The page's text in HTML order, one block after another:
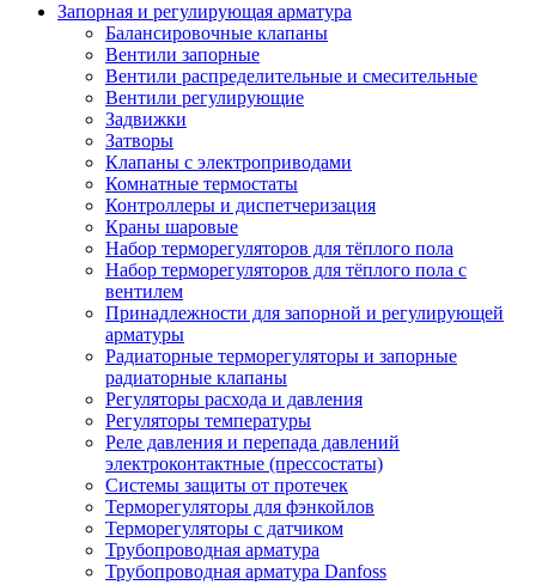
Запорная и регулирующая арматура
Балансировочные клапаны
Вентили запорные
Вентили распределительные и смесительные
Вентили регулирующие
Задвижки
Затворы
Клапаны с электроприводами
Комнатные термостаты
Контроллеры и диспетчеризация
Краны шаровые
Набор терморегуляторов для тёплого пола
Набор терморегуляторов для тёплого пола с
вентилем
Принадлежности для запорной и регулирующей
арматуры
Радиаторные терморегуляторы и запорные
радиаторные клапаны
Регуляторы расхода и давления
Регуляторы температуры
Реле давления и перепада давлений
электроконтактные (прессостаты)
Системы защиты от протечек
Терморегуляторы для фэнкойлов
Терморегуляторы с датчиком
Трубопроводная арматура
Трубопроводная арматура Danfoss